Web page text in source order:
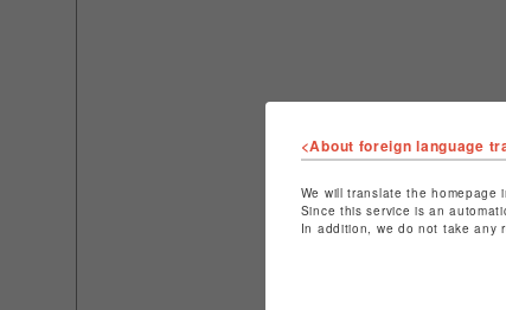
<About foreign language
We will translate the
Since this service is an
In addition, we do not take any